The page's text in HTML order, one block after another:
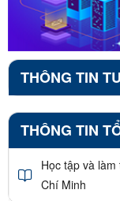
THÔNG TIN
THÔNG TIN
Học tập và
Chí Minh